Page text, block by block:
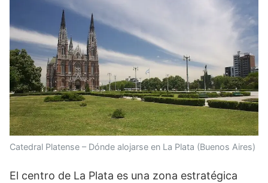
Catedral Platense – Dónde alojarse en La Plata (Buenos Aires)
El centro de La Plata es una zona estratégica